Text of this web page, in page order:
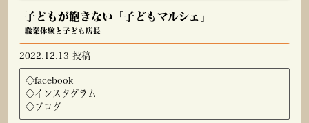
子どもが飽きない「子どもマルシェ」
職業体験と子ども店長
2022.12.13 投稿
◇facebook
◇インスタグラム
◇ブログ